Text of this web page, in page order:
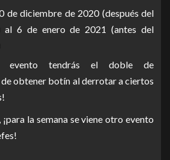
de diciembre de 2020 (después del
al 6 de enero de 2021 (antes del
evento tendrás el doble de
obtener botín al derrotar a ciertos
¡para la semana se viene otro evento